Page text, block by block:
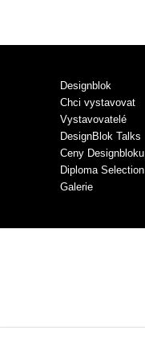
Designblok
Chci vystavovat
Vystavovatelé
DesignBlok Talks
Ceny Designbloku
Diploma Selection
Galerie